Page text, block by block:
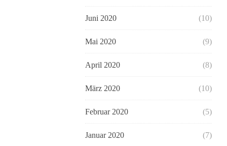
Juni 2020 (10)
Mai 2020 (9)
April 2020 (8)
März 2020 (10)
Februar 2020 (5)
Januar 2020 (7)